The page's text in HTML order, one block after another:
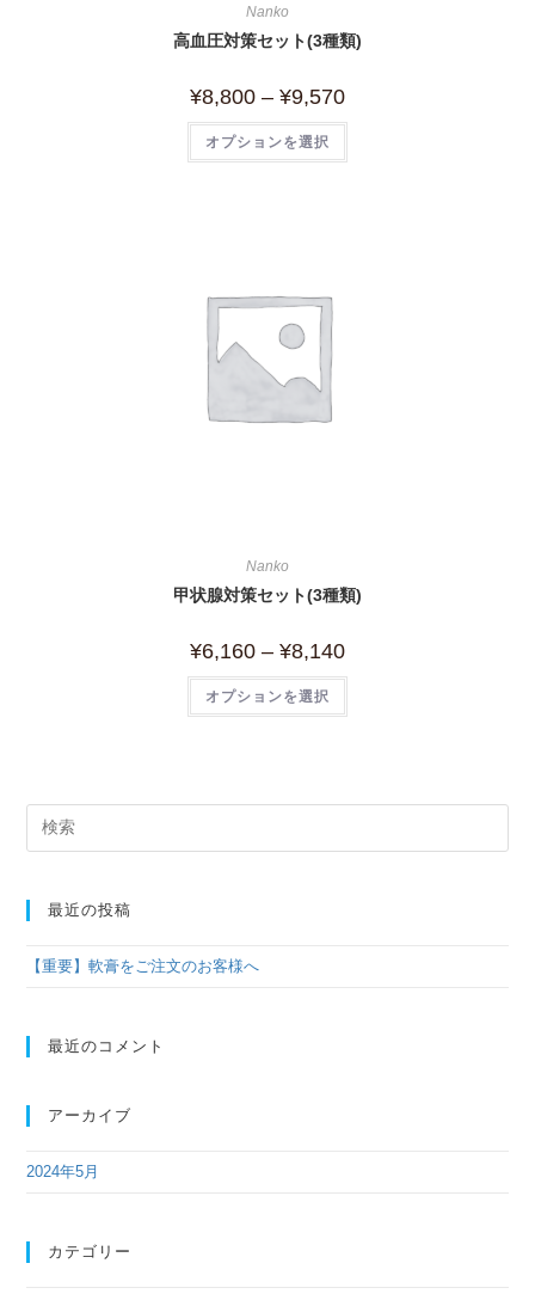
Nanko
高血圧対策セット(3種類)
¥8,800 – ¥9,570
オプションを選択
Nanko
甲状腺対策セット(3種類)
¥6,160 – ¥8,140
オプションを選択
最近の投稿
【重要】軟膏をご注文のお客様へ
最近のコメント
アーカイブ
2024年5月
カテゴリー